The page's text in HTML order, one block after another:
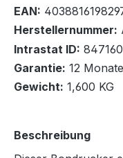
In den Warenkorb
EAN:
Herstellernummer:
Intrastat ID:
Garantie: 12 Monate
Gewicht: 1,600 KG
Beschreibung